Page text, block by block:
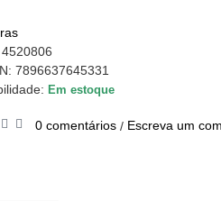
4520806
7896637645331
Em estoque
0 comentários / Escreva um